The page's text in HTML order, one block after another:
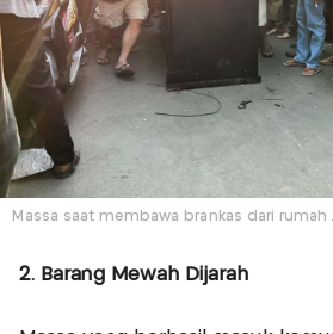
Massa saat membawa brankas dari rumah
2. Barang Mewah Dijarah